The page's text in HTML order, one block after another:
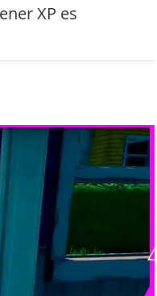
XP es